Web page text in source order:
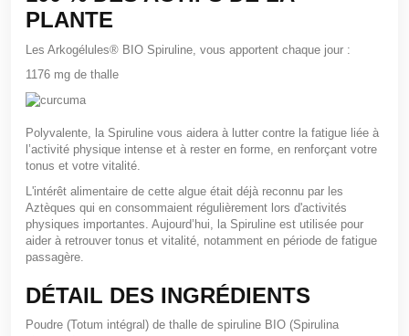
PLANTE
Les Arkogélules® BIO Spiruline, vous apportent chaque jour :
1176 mg de thalle
Polyvalente, la Spiruline vous aidera à lutter contre la fatigue liée à
l’activité physique intense et à rester en forme, en renforçant votre
tonus et votre vitalité.
L'intérêt alimentaire de cette algue était déjà reconnu par les
Aztèques qui en consommaient régulièrement lors d'activités
physiques importantes. Aujourd’hui, la Spiruline est utilisée pour
aider à retrouver tonus et vitalité, notamment en période de fatigue
passagère.
DÉTAIL DES INGRÉDIENTS
Poudre (Totum intégral) de thalle de spiruline BIO (Spirulina